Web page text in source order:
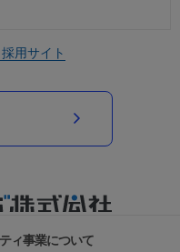
採用サイト
ィ事業について